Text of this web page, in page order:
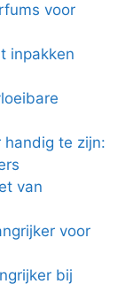
voor
inpakken
handig te zijn:
van
voor
bij